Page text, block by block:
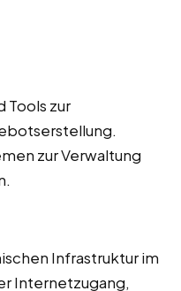
Tools zur
zur Verwaltung
Infrastruktur im
Internetzugang,